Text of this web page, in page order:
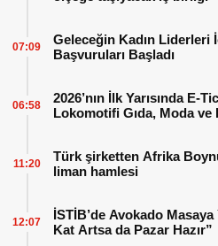
Geleceğin Kadın Liderleri
Başvuruları Başladı
07:09
2026’nın İlk Yarısında E-
Lokomotifi Gıda, Moda ve
06:58
Türk şirketten Afrika
liman hamlesi
11:20
İSTİB’de Avokado Masaya
Kat Artsa da Pazar Hazır”
12:07